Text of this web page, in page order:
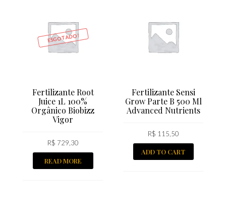
ESGOTADO!
Fertilizante Root
Juice 1L 100%
Orgânico Biobizz
Vigor
R$ 729,30
READ MORE
Fertilizante Sensi
Grow Parte B 500 Ml
Advanced Nutrients
R$ 115,50
ADD TO CART